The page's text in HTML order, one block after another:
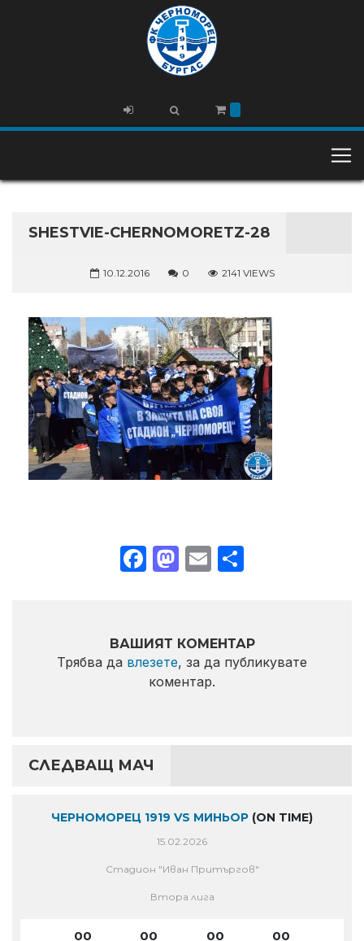
SHESTVIE-CHERNOMORETZ-28
10.12.2016 0 2141 VIEWS
Facebook
Mastodon
Email
ВАШИЯТ КОМЕНТАР
Трябва да влезете, за да публикувате
коментар.
СЛЕДВАЩ МАЧ
ЧЕРНОМОРЕЦ 1919 VS МИНЬОР (ON TIME)
15.02.2026
Стадион "Иван Притъргов"
Втора лига
00 00 00 00